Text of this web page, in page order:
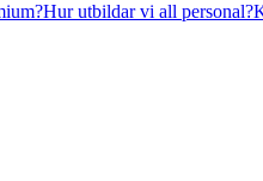
Hur utbildar vi all personal?